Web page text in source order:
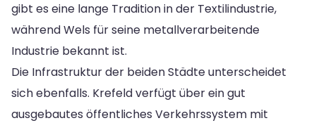
gibt es eine lange Tradition in der Textilindustrie,
während Wels für seine metallverarbeitende
Industrie bekannt ist.
Die Infrastruktur der beiden Städte unterscheidet
sich ebenfalls. Krefeld verfügt über ein gut
ausgebautes öffentliches Verkehrssystem mit